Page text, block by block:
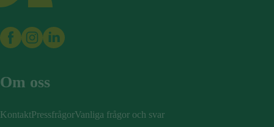
Om oss
KontaktPressfrågorVanliga frågor och svar